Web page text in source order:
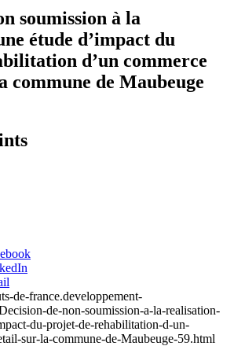
soumission à la
étude d’impact du
d’un commerce
commune de Maubeuge
de-france.developpement-
de-non-soumission-a-la-realisation-
du-projet-de-rehabilitation-d-un-
sur-la-commune-de-Maubeuge-59.html